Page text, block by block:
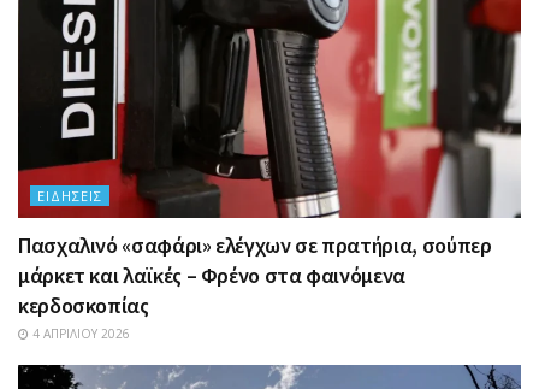
ΕΙΔΉΣΕΙΣ
Πασχαλινό «σαφάρι» ελέγχων σε πρατήρια, σούπερ
μάρκετ και λαϊκές – Φρένο στα φαινόμενα
κερδοσκοπίας
4 ΑΠΡΙΛΊΟΥ 2026